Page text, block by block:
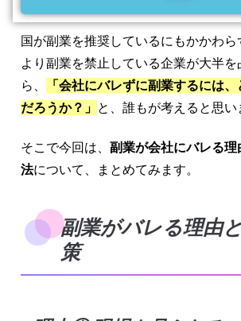
国が副業を推奨しているにもかかわら
より副業を禁止している企業が大半
ら、
「会社にバレずに副業するには
だろうか？」 と、誰もが考えると思い
そこで今回は、 副業が会社にバレる
法について、まとめてみます。
副業がバレる理由
策